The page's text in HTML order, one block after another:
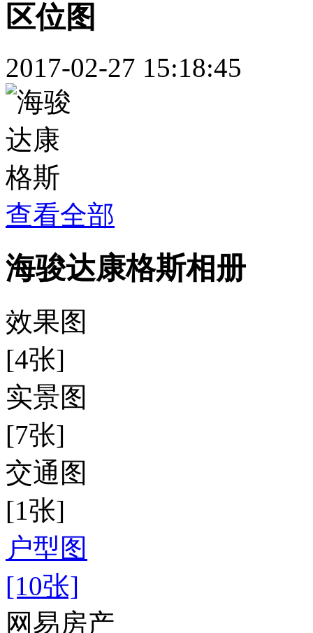
区位图
2017-02-27 15:18:45
查看全部
海骏达康格斯相册
效果图
[4张]
实景图
[7张]
交通图
[1张]
户型图
[10张]
网易房产